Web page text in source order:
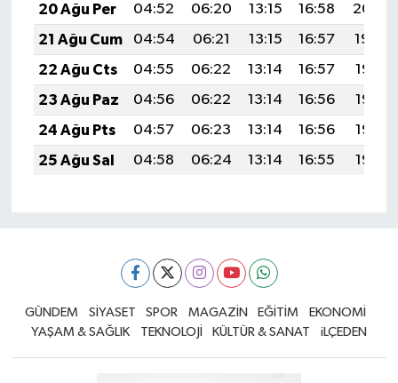
20 Ağu Per
04:52 06:20 13:15 16:58
20:00
21 Ağu Cum
04:54 06:21 13:15 16:57
19:59
22 Ağu Cts
04:55 06:22 13:14 16:57
19:57
23 Ağu Paz
04:56 06:22 13:14 16:56
19:56
24 Ağu Pts
04:57 06:23 13:14 16:56
19:55
25 Ağu Sal
04:58 06:24 13:14 16:55 19:53
GÜNDEM SİYASET SPOR MAGAZİN EĞİTİM
EKONOMİ
YAŞAM & SAĞLIK
TEKNOLOJİ KÜLTÜR & SANAT iLÇEDEN